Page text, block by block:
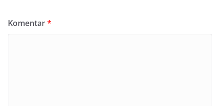
Komentar*